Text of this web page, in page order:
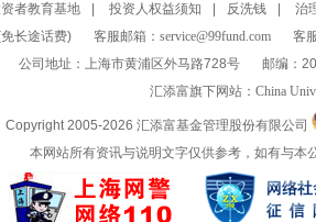
者教育基地 投资人权益须知 反洗钱
治
长途话费)
客服邮箱： service@99fund.com
客
公司地址：上海市黄浦区外马路728号
邮编：
汇添富旗下网站： China
Copyright 2005-2026 汇添富基金管理股份有限公司
本网站所有资讯与说明文字仅供参考，如有与本